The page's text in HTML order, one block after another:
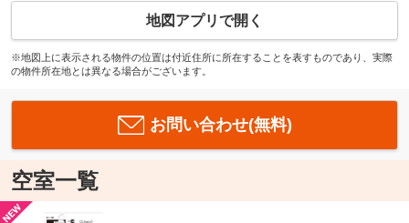
地図アプリで開く
※地図上に表示される物件の位置は付近住所に所在することを表すものであり、実際
の物件所在地とは異なる場合がございます。
お問い合わせ(無料)
空室一覧